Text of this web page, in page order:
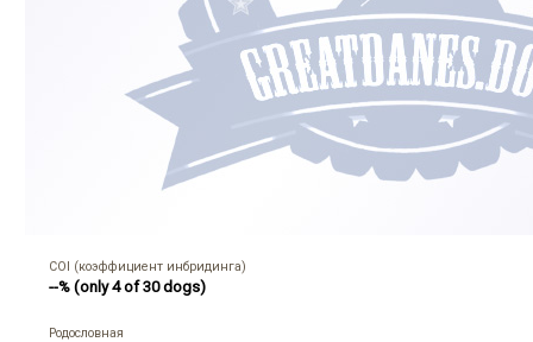
COI (коэффициент инбридинга)
--% (only 4 of 30 dogs)
Родословная